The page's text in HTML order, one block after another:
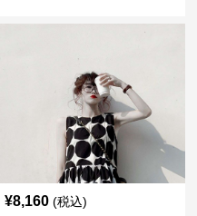
¥8,160 (税込)